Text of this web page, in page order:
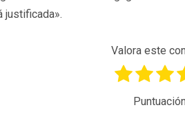
justificada».
Valora este